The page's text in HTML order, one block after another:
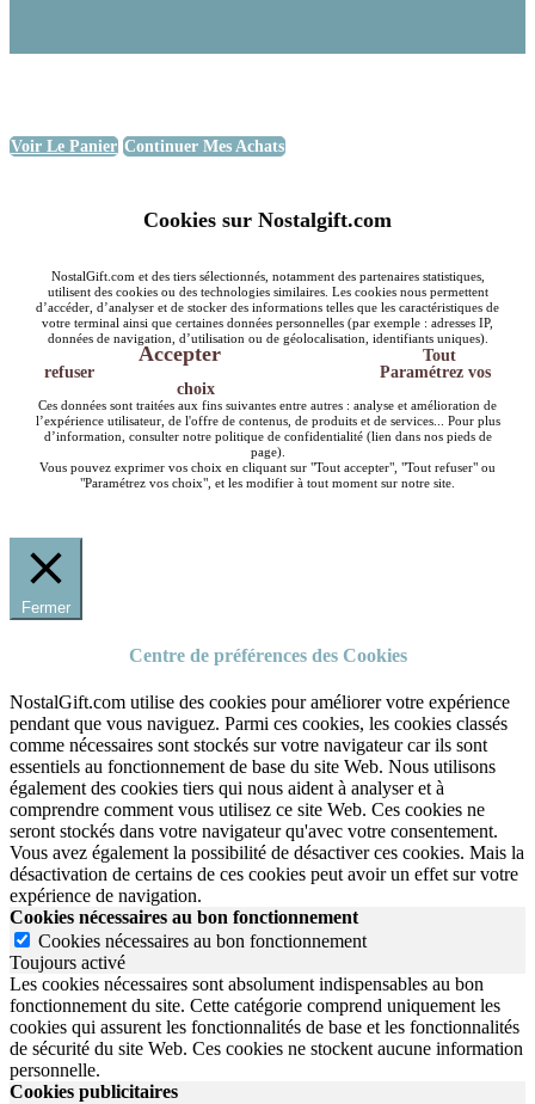
Voir Le Panier Continuer Mes Achats
Cookies sur Nostalgift.com
NostalGift.com et des tiers sélectionnés, notamment des partenaires statistiques,
utilisent des cookies ou des technologies similaires. Les cookies nous permettent
d’accéder, d’analyser et de stocker des informations telles que les caractéristiques de
votre terminal ainsi que certaines données personnelles (par exemple : adresses IP,
données de navigation, d’utilisation ou de géolocalisation, identifiants uniques).
Accepter
Tout
refuser
Paramétrez vos
choix
Ces données sont traitées aux fins suivantes entre autres : analyse et amélioration de
l’expérience utilisateur, de l'offre de contenus, de produits et de services... Pour plus
d’information, consulter notre politique de confidentialité (lien dans nos pieds de
page).
Vous pouvez exprimer vos choix en cliquant sur "Tout accepter", "Tout refuser" ou
"Paramétrez vos choix", et les modifier à tout moment sur notre site.
Fermer
Centre de préférences des Cookies
NostalGift.com utilise des cookies pour améliorer votre expérience
pendant que vous naviguez. Parmi ces cookies, les cookies classés
comme nécessaires sont stockés sur votre navigateur car ils sont
essentiels au fonctionnement de base du site Web. Nous utilisons
également des cookies tiers qui nous aident à analyser et à
comprendre comment vous utilisez ce site Web. Ces cookies ne
seront stockés dans votre navigateur qu'avec votre consentement.
Vous avez également la possibilité de désactiver ces cookies. Mais la
désactivation de certains de ces cookies peut avoir un effet sur votre
expérience de navigation.
Cookies nécessaires au bon fonctionnement
Cookies nécessaires au bon fonctionnement
Toujours activé
Les cookies nécessaires sont absolument indispensables au bon
fonctionnement du site. Cette catégorie comprend uniquement les
cookies qui assurent les fonctionnalités de base et les fonctionnalités
de sécurité du site Web. Ces cookies ne stockent aucune information
personnelle.
Cookies publicitaires